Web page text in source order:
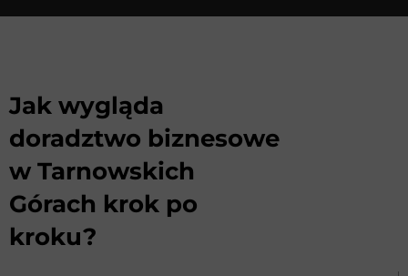
Jak wygląda
doradztwo biznesowe
w Tarnowskich
Górach krok po
kroku?